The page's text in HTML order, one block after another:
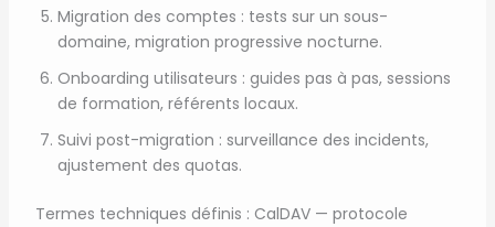
Migration des comptes : tests sur un sous-
domaine, migration progressive nocturne.
Onboarding utilisateurs : guides pas à pas, sessions
de formation, référents locaux.
Suivi post-migration : surveillance des incidents,
ajustement des quotas.
Termes techniques définis : CalDAV — protocole